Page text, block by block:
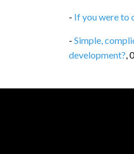
- If you were to
- Simple,
development?,